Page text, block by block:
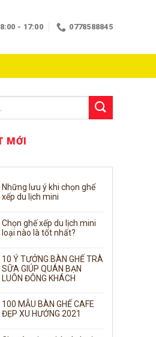
- 17:00 0778588845
MỚI
Những lưu ý khi chọn ghế
xếp du lịch mini
Chọn ghế xếp du lịch mini
loại nào là tốt nhất?
10 Ý TƯỞNG BÀN GHẾ TRÀ
SỮA GIÚP QUÁN BẠN
LUÔN ĐÔNG KHÁCH
100 MẪU BÀN GHẾ CAFE
ĐẸP XU HƯỚNG 2021